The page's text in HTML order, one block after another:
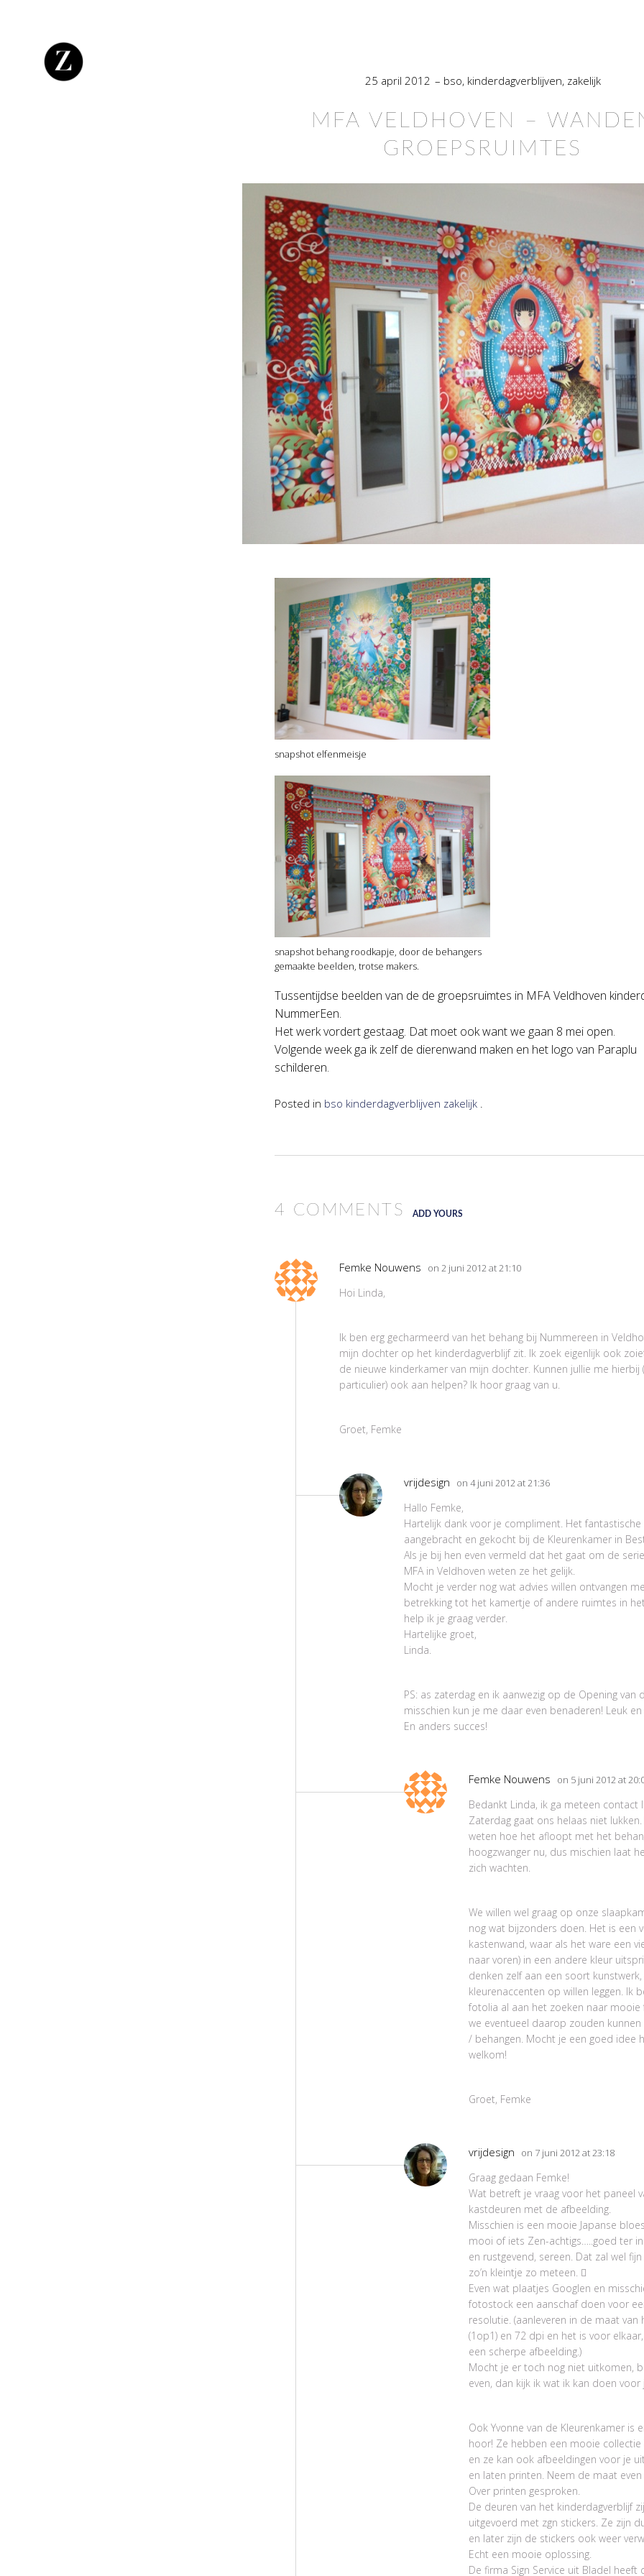
25 april 2012 bso, kinderdagverblijven, zakelijk
MFA VELDHOVEN –
GROEPSRUIMTES
snapshot elfenmeisje
snapshot behang roodkapje, door de behangers
gemaakte beelden, trotse makers.
Tussentijdse beelden van de de groepsruimtes in MFA Veldhoven
NummerEen.
Het werk vordert gestaag. Dat moet ook want we gaan 8 mei open.
Volgende week ga ik zelf de dierenwand maken en het logo van Paraplu
schilderen.
Posted in bso kinderdagverblijven zakelijk .
4 COMMENTS ADD YOURS
Femke Nouwens on 2 juni 2012 at 21:10
Hoi Linda,
Ik ben erg gecharmeerd van het behang bij Nummereen in
mijn dochter op het kinderdagverblijf zit. Ik zoek eigenlijk ook
de nieuwe kinderkamer van mijn dochter. Kunnen jullie me hierbij
particulier) ook aan helpen? Ik hoor graag van u.
Groet, Femke
vrijdesign on 4 juni 2012 at 21:36
Hallo Femke,
Hartelijk dank voor je compliment. Het fantastische
aangebracht en gekocht bij de Kleurenkamer in
Als je bij hen even vermeld dat het gaat om de
MFA in Veldhoven weten ze het gelijk.
Mocht je verder nog wat advies willen ontvangen
betrekking tot het kamertje of andere ruimtes in
help ik je graag verder.
Hartelijke groet,
Linda.
PS: as zaterdag en ik aanwezig op de Opening van
misschien kun je me daar even benaderen! Leuk en
En anders succes!
Femke Nouwens on 5 juni 2012 at
Bedankt Linda, ik ga meteen contact
Zaterdag gaat ons helaas niet lukken.
weten hoe het afloopt met het
hoogzwanger nu, dus mischien laat
zich wachten.
We willen wel graag op onze
nog wat bijzonders doen. Het is een
kastenwand, waar als het ware een
naar voren) in een andere kleur
denken zelf aan een soort kunstwerk,
kleurenaccenten op willen leggen. Ik
fotolia al aan het zoeken naar mooie
we eventueel daarop zouden kunnen
/ behangen. Mocht je een goed idee
welkom!
Groet, Femke
vrijdesign on 7 juni 2012 at 23:18
Graag gedaan Femke!
Wat betreft je vraag voor het paneel
kastdeuren met de afbeelding.
Misschien is een mooie Japanse
mooi of iets Zen-achtigs…..goed ter
en rustgevend, sereen. Dat zal wel
zo’n kleintje zo meteen. 
Even wat plaatjes Googlen en
fotostock een aanschaf doen voor
resolutie. (aanleveren in de maat van
(1op1) en 72 dpi en het is voor
een scherpe afbeelding.)
Mocht je er toch nog niet uitkomen,
even, dan kijk ik wat ik kan doen voor
Ook Yvonne van de Kleurenkamer is
hoor! Ze hebben een mooie collectie
en ze kan ook afbeeldingen voor je
en laten printen. Neem de maat even
Over printen gesproken.
De deuren van het kinderdagverblijf
uitgevoerd met zgn stickers. Ze zijn
en later zijn de stickers ook weer
Echt een mooie oplossing.
De firma Sign Service uit Bladel heeft